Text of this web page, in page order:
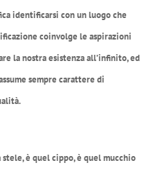
identificarsi con un luogo che
coinvolge le aspirazioni
la nostra esistenza all’infinito, ed
sempre carattere di
è quel cippo, è quel mucchio